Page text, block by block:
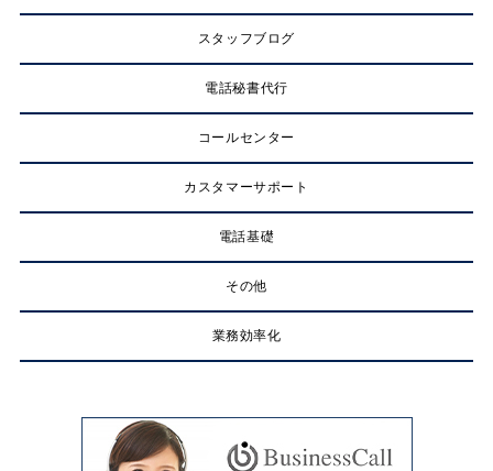
スタッフブログ
電話秘書代行
コールセンター
カスタマーサポート
電話基礎
その他
業務効率化